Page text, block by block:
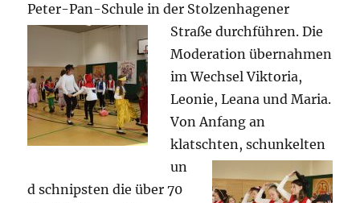
Peter-Pan-Schule in der Stolzenhagener
Straße durchführen.Die
Moderation übernahmen
im Wechsel Viktoria,
Leonie, Leana und Maria.
Von Anfang an
klatschten,schunkelten
un
d schnipsten die über 70